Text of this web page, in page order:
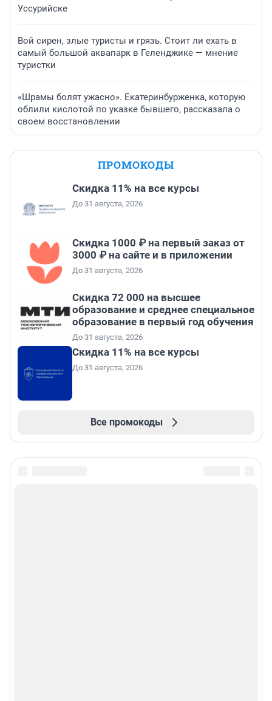
Уссурийске
Вой сирен, злые туристы и грязь. Стоит ли ехать в
самый большой аквапарк в Геленджике — мнение
туристки
«Шрамы болят ужасно». Екатеринбурженка, которую
облили кислотой по указке бывшего, рассказала о
своем восстановлении
ПРОМОКОДЫ
Скидка 11% на все курсы
До 31 августа, 2026
Скидка 1000 ₽ на первый заказ от
3000 ₽ на сайте и в приложении
До 31 августа, 2026
Скидка 72 000 на высшее
образование и среднее специальное
образование в первый год обучения
До 31 августа, 2026
Скидка 11% на все курсы
До 31 августа, 2026
Все промокоды